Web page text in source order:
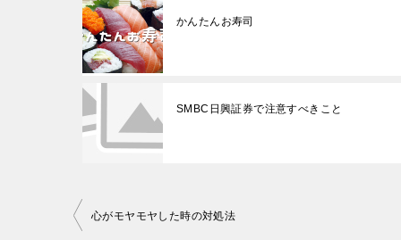
かんたんお寿司
SMBC日興証券で注意すべきこと
投心がモヤモヤした時の対処法